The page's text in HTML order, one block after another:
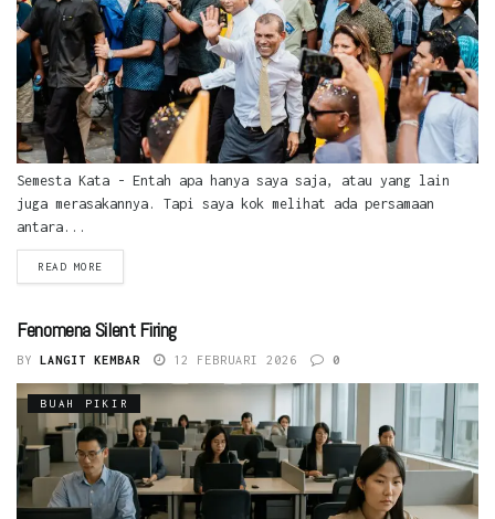
Semesta Kata - Entah apa hanya saya saja, atau yang lain
juga merasakannya. Tapi saya kok melihat ada persamaan
antara...
READ MORE
Fenomena Silent Firing
BY LANGIT KEMBAR 12 FEBRUARI 2026 0
BUAH PIKIR